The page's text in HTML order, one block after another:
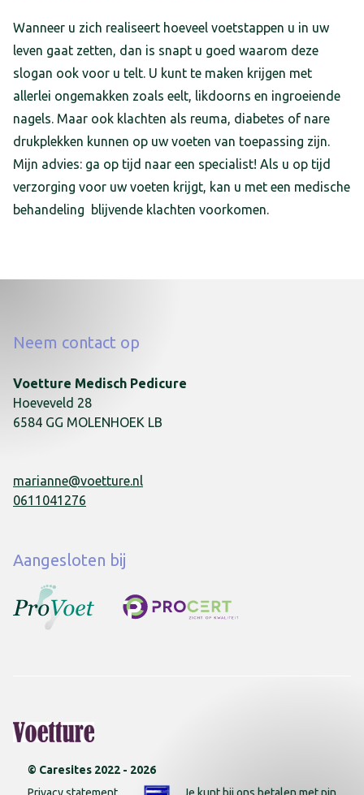
Wanneer u zich realiseert hoeveel voetstappen u in uw
leven gaat zetten, dan is snapt u goed waarom deze
slogan ook voor u telt. U kunt te maken krijgen met
allerlei ongemakken zoals eelt, likdoorns en ingroeiende
nagels. Maar ook klachten als reuma, diabetes of nare
drukplekken kunnen op uw voeten van toepassing zijn.
Mijn advies: ga op tijd naar een specialist! Als u op tijd
verzorging voor uw voeten krijgt, kan u met een medische
behandeling blijvende klachten voorkomen.
Neem contact op
Voetture Medisch Pedicure
Hoeveveld 28
6584 GG MOLENHOEK LB
marianne@voetture.nl
0611041276
Aangesloten bij
© Caresites 2022 - 2026